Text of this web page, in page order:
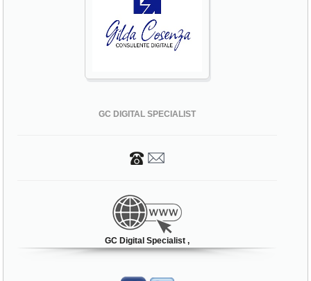
GC DIGITAL SPECIALIST
GC Digital Specialist ,